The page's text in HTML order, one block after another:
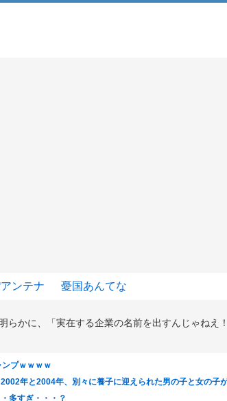
ンテナ 憂国あんてな
らかに、「実在する企業の名前を出すんじゃね